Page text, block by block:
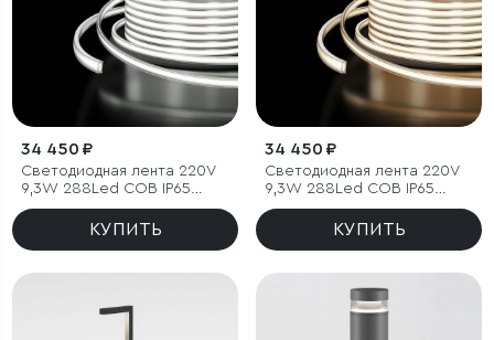
34 450 ₽
Светодиодная лента 220V
9,3W 288Led COB IP65
6500 холодный белый, 50 м
КУПИТЬ
34 450 ₽
Светодиодная лента 220V
9,3W 288Led COB IP65
4200 дневной белый, 50 м
КУПИТЬ